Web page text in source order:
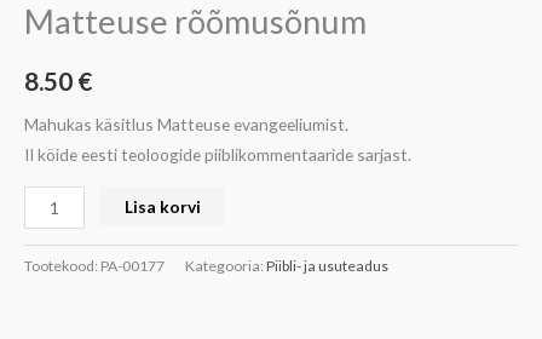
Matteuse rõõmusõnum
8.50 €
Mahukas käsitlus Matteuse evangeeliumist.
II köide eesti teoloogide piiblikommentaaride sarjast.
Lisa korvi
Tootekood: PA-00177 Kategooria: Piibli- ja usuteadus